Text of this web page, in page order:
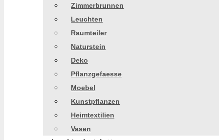
Zimmerbrunnen
Leuchten
Raumteiler
Naturstein
Deko
Pflanzgefaesse
Moebel
Kunstpflanzen
Heimtextilien
Vasen